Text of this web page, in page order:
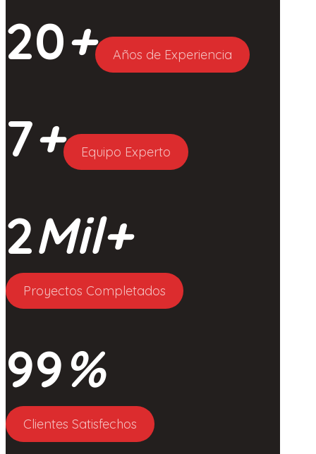
20+ Años de Experiencia
7+ Equipo Experto
2Mil+
Proyectos Completados
99%
Clientes Satisfechos